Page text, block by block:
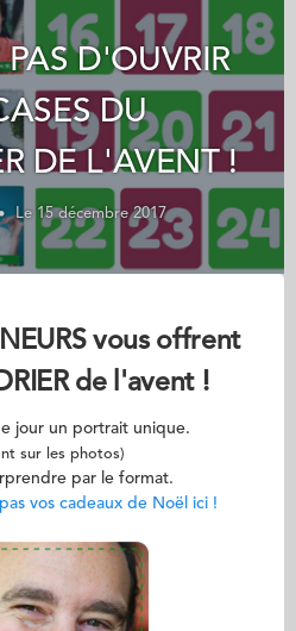
D'OUVRIR
DU
DE L'AVENT !
Le 15 décembre 2017
vous offrent
de l'avent !
jour un portrait unique.
sur les photos)
par le format.
vos cadeaux de Noël ici !